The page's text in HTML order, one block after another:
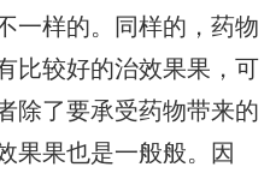
一样的。同样的，药物
比较好的治效果果，可
除了要承受药物带来的
果果也是一般般。因